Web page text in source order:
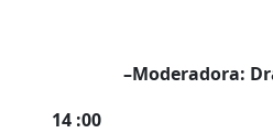
–Moderadora:
14 :00